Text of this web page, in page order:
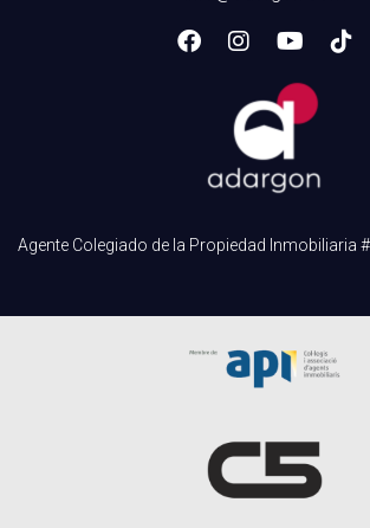
necesario, de forma segura y eficaz.
Agente Colegiado de la Propiedad Inmobiliaria